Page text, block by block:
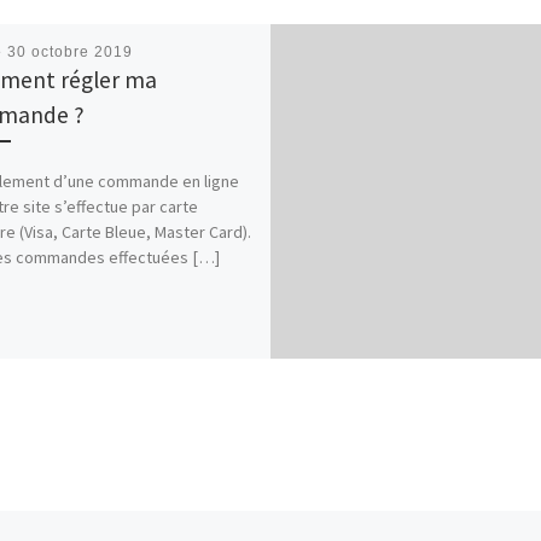
30 octobre 2019
régler ma
?
d’une commande en ligne
site s’effectue par carte
(Visa, Carte Bleue, Master Card).
commandes effectuées […]